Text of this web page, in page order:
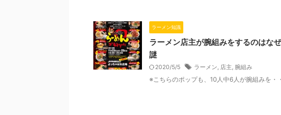
ラーメン知識
ラーメン店主が腕組みをするのはな
謎
2020/5/5 ラーメン, 店主, 腕組み
※こちらのポップも、10人中6人が腕組みを